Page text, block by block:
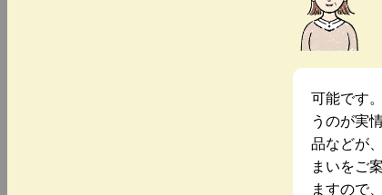
可能です
うのが実
品などが
まいをご
ますので